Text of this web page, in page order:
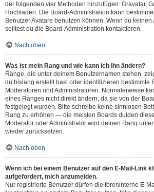
der folgenden vier Methoden hinzufügen: Gravatar,
Hochladen. Die Board-Administration kann
Benutzer Avatare benutzen können. Wenn du
solltest du die Board-Administration kontaktieren.
Nach oben
Was ist mein Rang und wie kann ich ihn ändern?
Ränge, die unter deinem Benutzernamen stehen,
du bislang erstellt hast oder identifizieren bestimmte
Moderatoren und Administratoren. Normalerweise
eines Ranges nicht direkt ändern, da sie von der
festgelegt wurden. Bitte schreibe keine sinnlosen
Rang zu erhöhen — die meisten Boards dulden
Moderator oder Administrator wird deinen Rang
wieder zurücksetzen.
Nach oben
Wenn ich bei einem Benutzer auf den E-Mail-Link
aufgefordert, mich anzumelden.
Nur registrierte Benutzer dürfen die foreninterne E-